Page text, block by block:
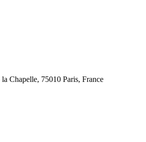
Chapelle, 75010 Paris, France